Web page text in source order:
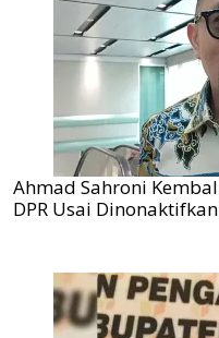
Ahmad Sahroni
DPR Usai